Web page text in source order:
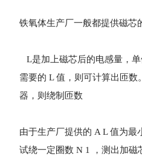
铁氧体生产厂一般都提供磁芯
L是加上磁芯后的电感量，单
需要的 L 值，则可计算出匝数
器，则绕制匝数
由于生产厂提供的 A L 值为最
试绕一定圈数 N 1 ，测出加磁